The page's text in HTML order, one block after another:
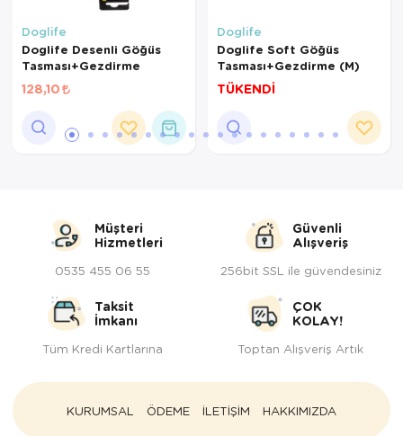
Doglife
Doglife Desenli Göğüs
Tasması+Gezdirme
128,10
Doglife
Doglife Soft Göğüs
Tasması+Gezdirme (M)
TÜKENDİ
Müşteri
Hizmetleri
0535 455 06 55
Güvenli
Alışveriş
256bit SSL ile güvendesiniz
Taksit
İmkanı
Tüm Kredi Kartlarına
ÇOK
KOLAY!
Toptan Alışveriş Artık
KURUMSAL ÖDEME İLETİŞİM HAKKIMIZDA